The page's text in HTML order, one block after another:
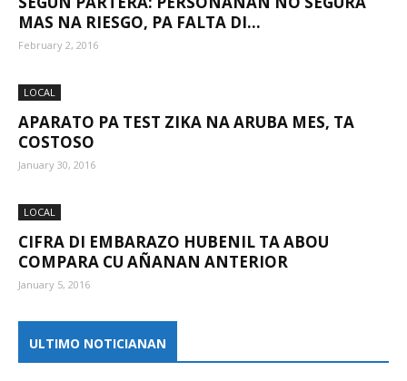
MAS NA RIESGO, PA FALTA DI...
February 2, 2016
LOCAL
APARATO PA TEST ZIKA NA ARUBA MES, TA
COSTOSO
January 30, 2016
LOCAL
CIFRA DI EMBARAZO HUBENIL TA ABOU
COMPARA CU AÑANAN ANTERIOR
January 5, 2016
ULTIMO NOTICIANAN